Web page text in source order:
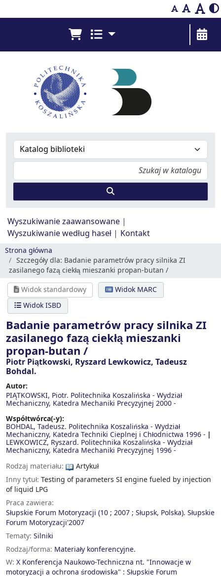
Bibliografia Prac Pracowników - Biblioteka
Wyszukiwanie zaawansowane
Wyszukiwanie według haseł
Kontakt
Strona główna
Szczegóły dla: Badanie parametrów pracy silnika ZI
zasilanego fazą ciekłą mieszanki propan-butan /
Widok standardowy
Widok MARC
Widok ISBD
Badanie parametrów pracy silnika ZI
zasilanego fazą ciekłą mieszanki
propan-butan /
Piotr Piątkowski, Ryszard Lewkowicz, Tadeusz
Bohdal.
Autor:
PIĄTKOWSKI, Piotr. Politechnika Koszalińska - Wydział
Mechaniczny, Katedra Mechaniki Precyzyjnej 2000 -
Współtwórca(-y):
BOHDAL, Tadeusz. Politechnika Koszalińska - Wydział
Mechaniczny, Katedra Techniki Cieplnej i Chłodnictwa 1996 -
LEWKOWICZ, Ryszard. Politechnika Koszalińska - Wydział
Mechaniczny, Katedra Mechaniki Precyzyjnej 1996 -
Rodzaj materiału:
Artykuł
Inny tytuł: Testing of parameters SI engine fueled by injection
of liquid LPG
Praca zawiera:
Słupskie Forum Motoryzacji (10 ; 2007 ; Słupsk, Polska). Słupskie
Forum Motoryzacji'2007
Tematy: Silniki
Rodzaj/forma: Materiały konferencyjne.
W: X Konferencja Naukowo-Techniczna nt. "Innowacje w
motoryzacji a ochrona środowiska" : Słupskie Forum